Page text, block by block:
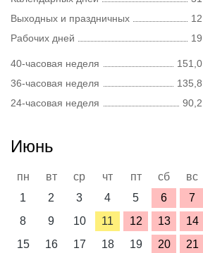
Выходных и праздничных
12
Рабочих дней
19
40-часовая неделя
151,0
36-часовая неделя
135,8
24-часовая неделя
90,2
Июнь
пн вт ср чт пт сб
вс
1
2 3 4 5 6
7
8
9 10 11 12 13
14
15
16 17 18 19 20
21